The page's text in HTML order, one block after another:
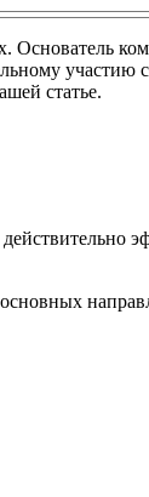
Основатель
участию
статье.